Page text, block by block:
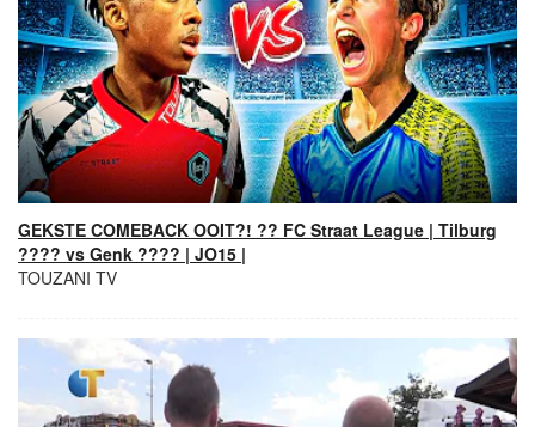
GEKSTE COMEBACK OOIT?! ?? FC Straat League | Tilburg
???? vs Genk ???? | JO15 |
TOUZANI TV